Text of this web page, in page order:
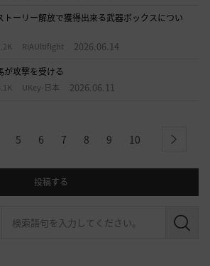
トーリー解放で獲得出来る武器ボックスについ
RiAUltifight 2026.06.14
が攻撃を受ける
UKey-日本 2026.06.11
5 6 7 8 9 10 next
投稿する
検